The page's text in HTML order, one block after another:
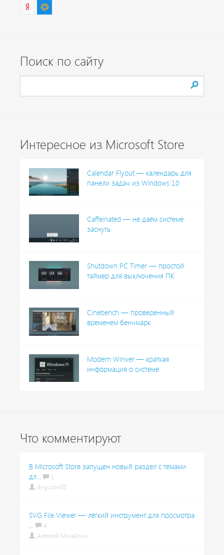
Поиск по сайту
Интересное из Microsoft Store
Calendar Flyout — календарь для
панели задач из Windows 10
Caffeinated — не даём системе
заснуть
Shutdown PC Timer — простой
таймер для выключения ПК
Cinebench — проверенный
временем бенчмарк
Modern Winver — краткая
информация о системе
Что комментируют
В Microsoft Store запущен новый раздел с темами
дл...
1
Avgustin85
SVG File Viewer — лёгкий инструмент для просмотра
...
4
Алексей Михайлин